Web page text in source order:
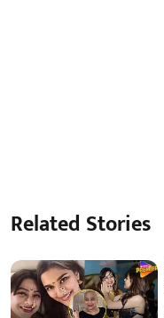
Related Stories